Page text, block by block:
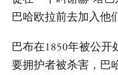
巴哈欧拉前去加入他
巴布在1850年被公
要拥护者被杀害，巴